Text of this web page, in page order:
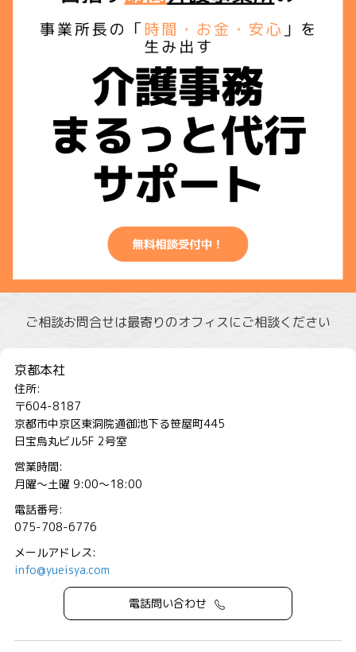
ご相談お問合せは最寄りのオフィスにご相談ください
京都本社
住所:
〒604-8187
京都市中京区東洞院通御池下る笹屋町445
日宝烏丸ビル5F 2号室
営業時間:
月曜～土曜 9:00～18:00
電話番号:
075-708-6776
メールアドレス:
info@yueisya.com
電話問い合わせ